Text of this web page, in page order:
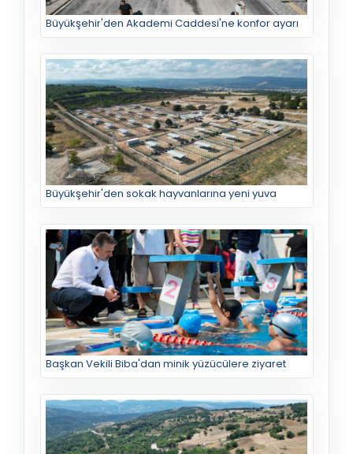
Büyükşehir'den Akademi Caddesi'ne konfor ayarı
Büyükşehir'den sokak hayvanlarına yeni yuva
Başkan Vekili Biba'dan minik yüzücülere ziyaret